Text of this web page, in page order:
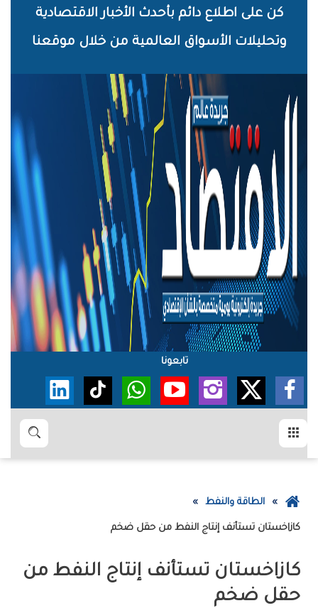
الرئيسي
كن على اطلاع دائم بأحدث الأخبار الاقتصادية
وتحليلات الأسواق العالمية من خلال موقعنا
تابعونا
بحث
عودة
الرئيسية
الطاقة والنفط
كازاخستان‭ ‬تستأنف‭ ‬إنتاج‭ ‬النفط‭ ‬من‭ ‬حقل‭ ‬ضخم
‬حقل‭ ‬ضخم